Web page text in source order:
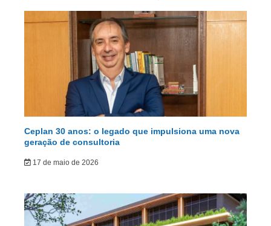
Ceplan 30 anos: o legado que impulsiona uma nova
geração de consultoria
17 de maio de 2026